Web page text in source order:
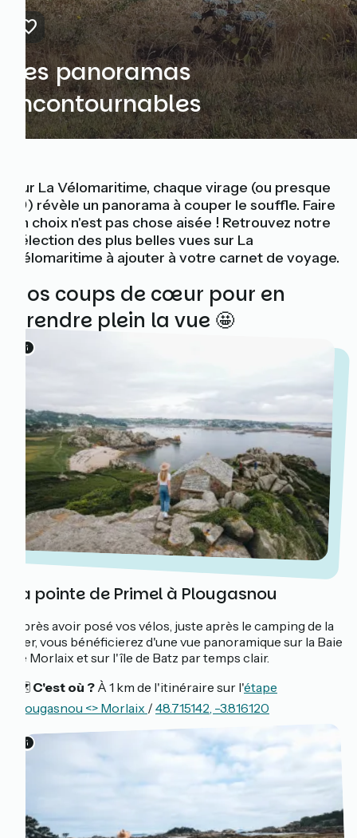
Les panoramas
incontournables
Sur La Vélomaritime, chaque virage (ou presque
🙃) révèle un panorama à couper le souffle. Faire
un choix n'est pas chose aisée ! Retrouvez notre
sélection des plus belles vues sur La
Vélomaritime à ajouter à votre carnet de voyage.
Nos coups de cœur pour en
prendre plein la vue 🤩
La pointe de Primel à Plougasnou
Après avoir posé vos vélos, juste après le camping de la
mer, vous bénéficierez d'une vue panoramique sur la Baie
de Morlaix et sur l'île de Batz par temps clair.
🗺️ C'est où ? À 1 km de l'itinéraire sur l'étape
Plougasnou <> Morlaix / 48.715142, -3.816120